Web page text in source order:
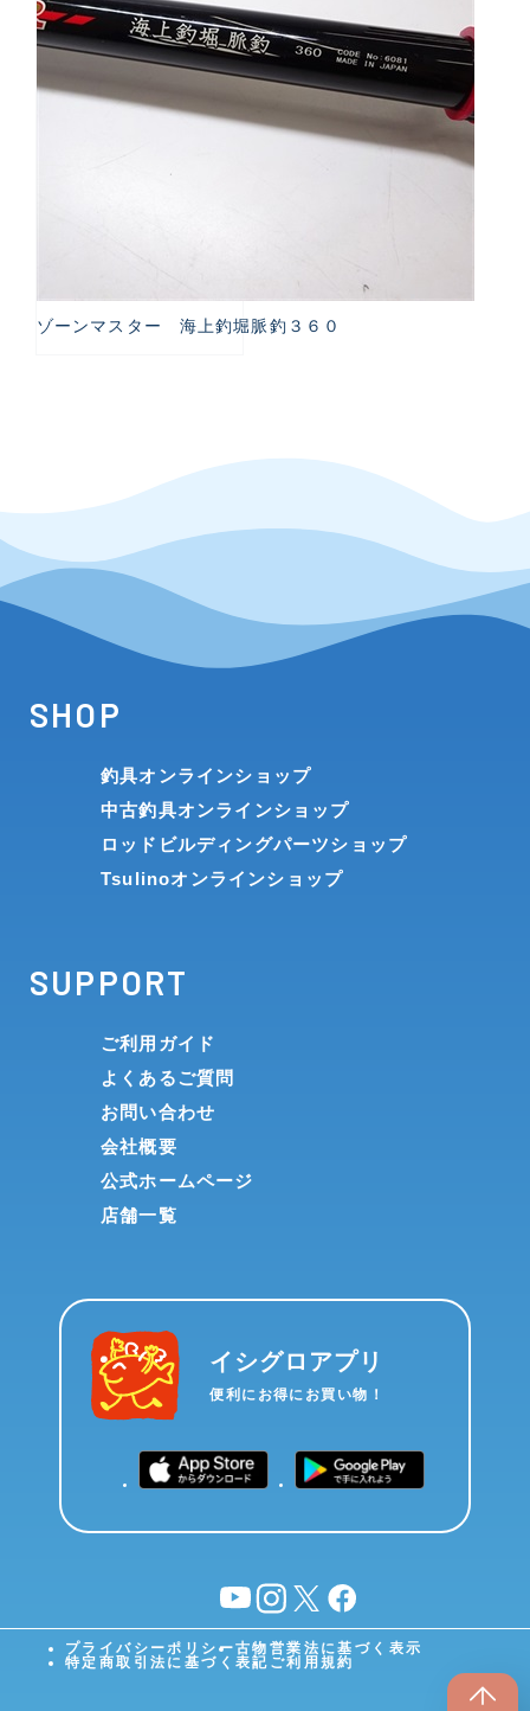
ゾーンマスター 海上釣堀脈釣３６０
SHOP
釣具オンラインショップ
中古釣具オンラインショップ
ロッドビルディングパーツショップ
Tsulinoオンラインショップ
SUPPORT
ご利用ガイド
よくあるご質問
お問い合わせ
会社概要
公式ホームページ
店舗一覧
イシグロアプリ
便利にお得にお買い物！
YouTubeinstagram
X facebook
プライバシーポリシー古物営業法に基づく表示
特定商取引法に基づく表記 ご利用規約